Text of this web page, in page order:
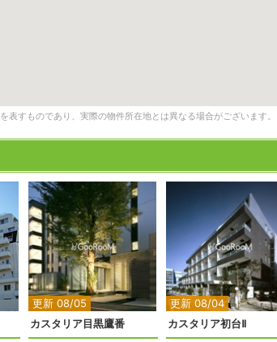
すものであり、実際の物件所在地とは異なる場合がございます。
更新 08/05
2
カスタリア目黒鷹番
更新 08/04
2
カスタリア初台Ⅱ